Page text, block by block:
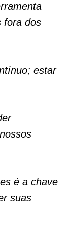
fora dos
estar
é a chave
suas